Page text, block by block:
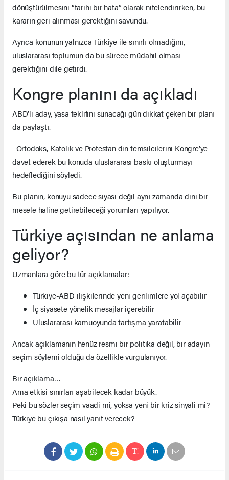
dönüştürülmesini “tarihi bir hata” olarak nitelendirirken, bu
kararın geri alınması gerektiğini savundu.
Ayrıca konunun yalnızca Türkiye ile sınırlı olmadığını,
uluslararası toplumun da bu sürece müdahil olması
gerektiğini dile getirdi.
Kongre planını da açıkladı
ABD’li aday, yasa teklifini sunacağı gün dikkat çeken bir planı
da paylaştı.
Ortodoks, Katolik ve Protestan din temsilcilerini Kongre’ye
davet ederek bu konuda uluslararası baskı oluşturmayı
hedeflediğini söyledi.
Bu planın, konuyu sadece siyasi değil aynı zamanda dini bir
mesele haline getirebileceği yorumları yapılıyor.
Türkiye açısından ne anlama
geliyor?
Uzmanlara göre bu tür açıklamalar:
Türkiye-ABD ilişkilerinde yeni gerilimlere yol açabilir
İç siyasete yönelik mesajlar içerebilir
Uluslararası kamuoyunda tartışma yaratabilir
Ancak açıklamanın henüz resmi bir politika değil, bir adayın
seçim söylemi olduğu da özellikle vurgulanıyor.
Bir açıklama…
Ama etkisi sınırları aşabilecek kadar büyük.
Peki bu sözler seçim vaadi mi, yoksa yeni bir kriz sinyali mi?
Türkiye bu çıkışa nasıl yanıt verecek?